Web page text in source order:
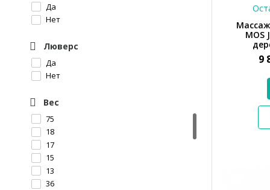
Да
Нет
Люверс
Да
Нет
Вес
75
18
17
15
13
36
MOS
9